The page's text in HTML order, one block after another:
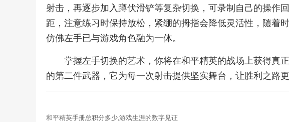
射击，再逐步加入蹲伏滑铲等复杂切换，可录制自己的操作
距，注意练习时保持放松，紧绷的拇指会降低灵活性，随着
仿佛左手已与游戏角色融为一体。
掌握左手切换的艺术，你将在和平精英的战场上获得真
的第二件武器，它为每一次射击提供坚实舞台，让胜利之路更
和平精英手册总积分多少,游戏生涯的数字见证